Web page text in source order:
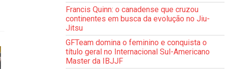
Francis Quinn: o canadense que cruzou
continentes em busca da evolução no Jiu-
Jitsu
GFTeam domina o feminino e conquista o
título geral no Internacional Sul-Americano
Master da IBJJF